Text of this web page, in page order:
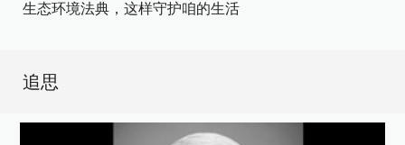
生态环境法典，这样守护咱的生活
追思